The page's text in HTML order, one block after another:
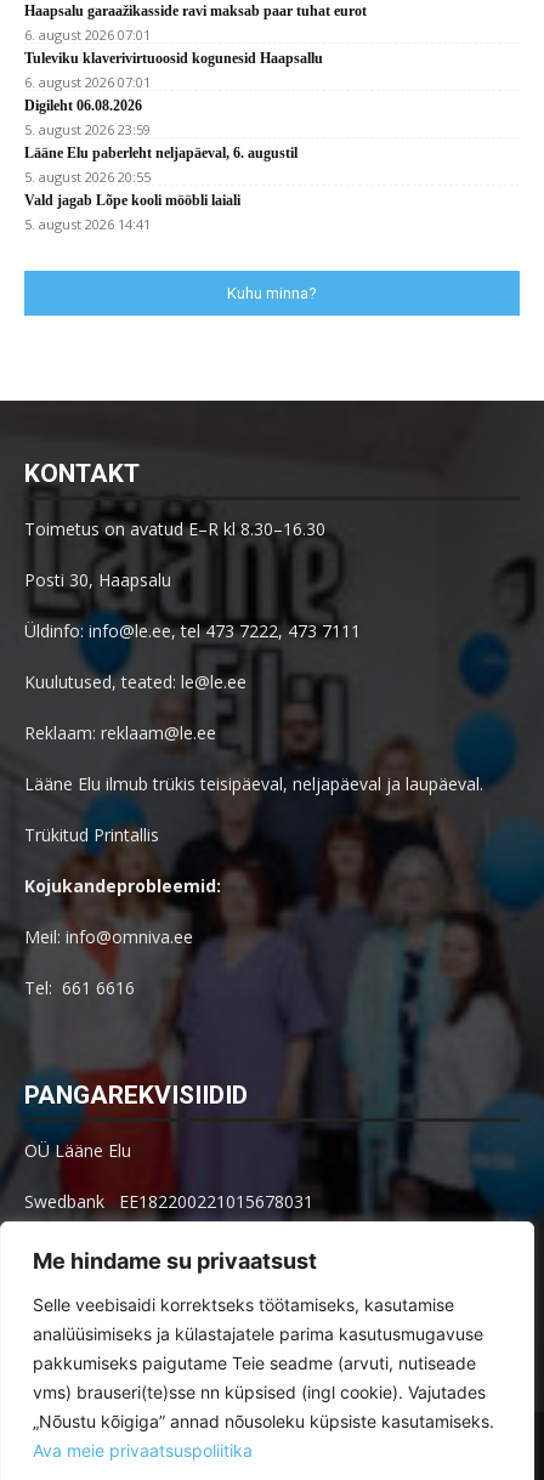
Me hindame su privaatsust
Selle veebisaidi korrektseks töötamiseks, kasutamise
analüüsimiseks ja külastajatele parima kasutusmugavuse
pakkumiseks paigutame Teie seadme (arvuti, nutiseade
vms) brauseri(te)sse nn küpsised (ingl cookie). Vajutades
„Nõustu kõigiga” annad nõusoleku küpsiste kasutamiseks.
Ava meie privaatsuspoliitika
Haapsalu garaažikasside ravi maksab paar tuhat eurot
6. august 2026 07:01
Tuleviku klaverivirtuoosid kogunesid Haapsallu
6. august 2026 07:01
Digileht 06.08.2026
5. august 2026 23:59
Lääne Elu paberleht neljapäeval, 6. augustil
5. august 2026 20:55
Vald jagab Lõpe kooli mööbli laiali
5. august 2026 14:41
Kuhu minna?
KONTAKT
Toimetus on avatud E–R kl 8.30–16.30
Posti 30, Haapsalu
Üldinfo: info@le.ee, tel 473 7222, 473 7111
Kuulutused, teated: le@le.ee
Reklaam: reklaam@le.ee
Lääne Elu ilmub trükis teisipäeval, neljapäeval ja laupäeval.
Trükitud Printallis
Kojukandeprobleemid:
Meil: info@omniva.ee
Tel: 661 6616
PANGAREKVISIIDID
OÜ Lääne Elu
Swedbank EE182200221015678031
SEB EE621010602002515004
Arve küsimused: arved@le.ee
Toimetus
Reklaamimõõdud ja -hinnad paberlehes ja veebis